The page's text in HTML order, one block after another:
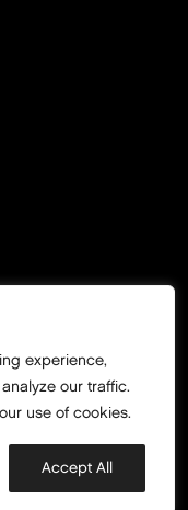
experience,
our traffic.
use of cookies.
Accept All